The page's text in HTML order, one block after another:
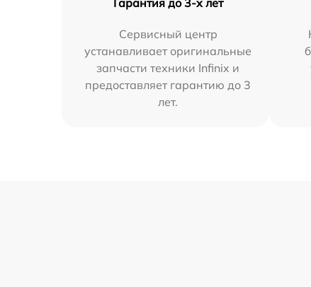
Гарантия до 3-х лет
Сервисный центр
устанавливает оригинальные
запчасти техники Infinix и
предоставляет гарантию до 3
лет.